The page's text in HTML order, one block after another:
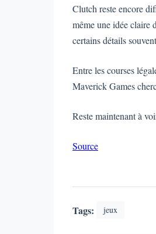
Clutch reste encore
même une idée claire
certains détails
Entre les courses
Maverick Games
Reste maintenant à
Source
Tags: jeux